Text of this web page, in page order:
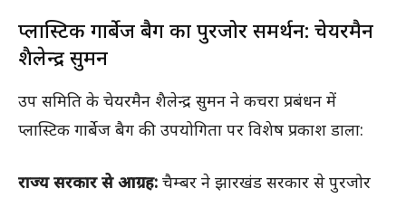
प्लास्टिक गार्बेज बैग का पुरजोर समर्थन: चेयरमैन
शैलेन्द्र सुमन
उप समिति के चेयरमैन शैलेन्द्र सुमन ने कचरा प्रबंधन में
प्लास्टिक गार्बेज बैग की उपयोगिता पर विशेष प्रकाश डाला:
राज्य सरकार से आग्रह: चैम्बर ने झारखंड सरकार से पुरजोर